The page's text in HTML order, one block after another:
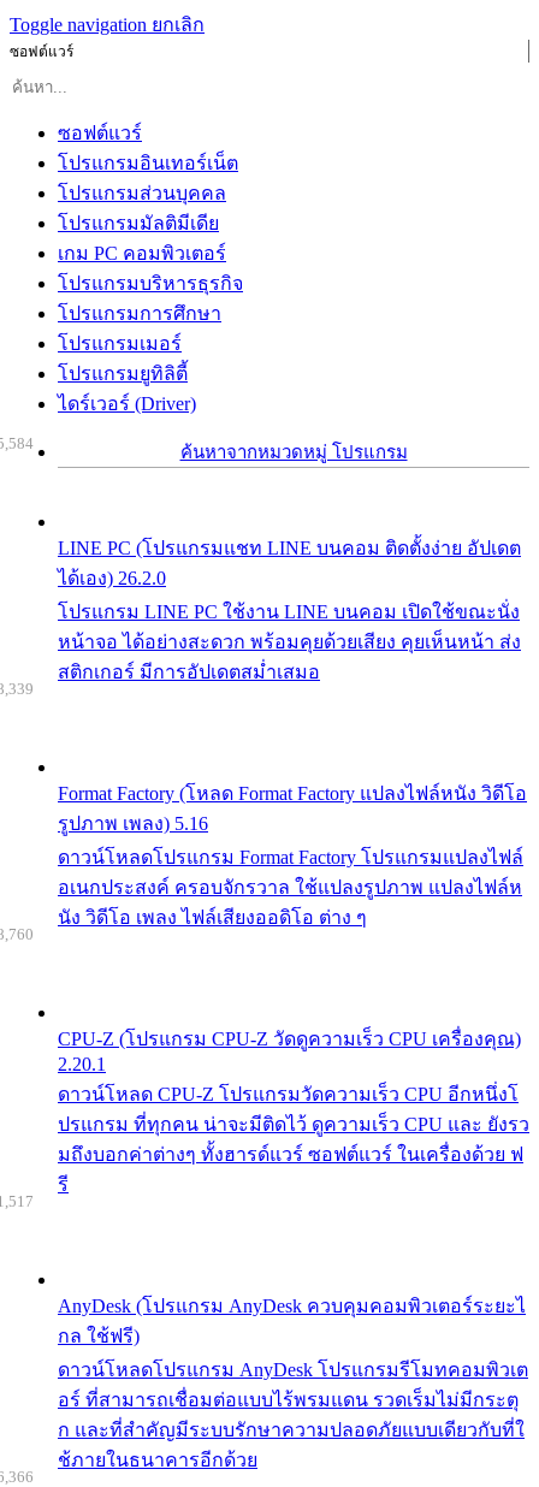
Toggle navigation ยกเลิก
ซอฟต์แวร์
ซอฟต์แวร์
โปรแกรมอินเทอร์เน็ต
โปรแกรมส่วนบุคคล
โปรแกรมมัลติมีเดีย
เกม PC คอมพิวเตอร์
โปรแกรมบริหารธุรกิจ
โปรแกรมการศึกษา
โปรแกรมเมอร์
โปรแกรมยูทิลิตี้
ไดร์เวอร์ (Driver)
ค้นหาจากหมวดหมู่ โปรแกรม
LINE PC (โปรแกรมแชท LINE บนคอม ติดตั้งง่าย อัปเดต
ได้เอง) 26.2.0
โปรแกรม LINE PC ใช้งาน LINE บนคอม เปิดใช้ขณะนั่ง
หน้าจอ ได้อย่างสะดวก พร้อมคุยด้วยเสียง คุยเห็นหน้า ส่ง
สติกเกอร์ มีการอัปเดตสม่ำเสมอ
Format Factory (โหลด Format Factory แปลงไฟล์หนัง วิดีโอ
รูปภาพ เพลง) 5.16
ดาวน์โหลดโปรแกรม Format Factory โปรแกรมแปลงไฟล์
อเนกประสงค์ ครอบจักรวาล ใช้แปลงรูปภาพ แปลงไฟล์ห
นัง วิดีโอ เพลง ไฟล์เสียงออดิโอ ต่าง ๆ
CPU-Z (โปรแกรม CPU-Z วัดดูความเร็ว CPU เครื่องคุณ)
2.20.1
ดาวน์โหลด CPU-Z โปรแกรมวัดความเร็ว CPU อีกหนึ่งโ
ปรแกรม ที่ทุกคน น่าจะมีติดไว้ ดูความเร็ว CPU และ ยังรว
มถึงบอกค่าต่างๆ ทั้งฮารด์แวร์ ซอฟต์แวร์ ในเครื่องด้วย ฟ
รี
AnyDesk (โปรแกรม AnyDesk ควบคุมคอมพิวเตอร์ระยะไ
กล ใช้ฟรี)
ดาวน์โหลดโปรแกรม AnyDesk โปรแกรมรีโมทคอมพิวเต
อร์ ที่สามารถเชื่อมต่อแบบไร้พรมแดน รวดเร็มไม่มีกระตุ
ก และที่สำคัญมีระบบรักษาความปลอดภัยแบบเดียวกับที่ใ
ช้ภายในธนาคารอีกด้วย